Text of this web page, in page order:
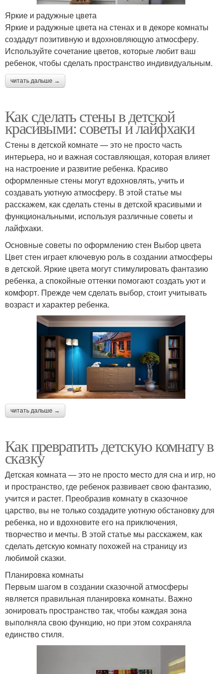
Яркие и радужные цвета
Яркие и радужные цвета на стенах и в декоре комнаты
создадут позитивную и вдохновляющую атмосферу.
Используйте сочетание цветов, которые любит ваш
ребенок, чтобы сделать пространство индивидуальным.
читать дальше →
Как сделать стены в детской
красивыми: советы и лайфхаки
Стены в детской комнате — это не просто часть
интерьера, но и важная составляющая, которая влияет
на настроение и развитие ребенка. Красиво
оформленные стены могут вдохновлять, учить и
создавать уютную атмосферу. В этой статье мы
расскажем, как сделать стены в детской красивыми и
функциональными, используя различные советы и
лайфхаки.
Основные советы по оформлению стен Выбор цвета
Цвет стен играет ключевую роль в создании атмосферы
в детской. Яркие цвета могут стимулировать фантазию
ребенка, а спокойные оттенки помогают создать уют и
комфорт. Прежде чем сделать выбор, стоит учитывать
возраст и характер ребенка.
читать дальше →
Как превратить детскую комнату в
сказку
Детская комната — это не просто место для сна и игр, но
и пространство, где ребенок развивает свою фантазию,
учится и растет. Преобразив комнату в сказочное
царство, вы не только создадите уютную обстановку для
ребенка, но и вдохновите его на приключения,
творчество и мечты. В этой статье мы расскажем, как
сделать детскую комнату похожей на страницу из
любимой сказки.
Планировка комнаты
Первым шагом в создании сказочной атмосферы
является правильная планировка комнаты. Важно
зонировать пространство так, чтобы каждая зона
выполняла свою функцию, но при этом сохраняла
единство стиля.